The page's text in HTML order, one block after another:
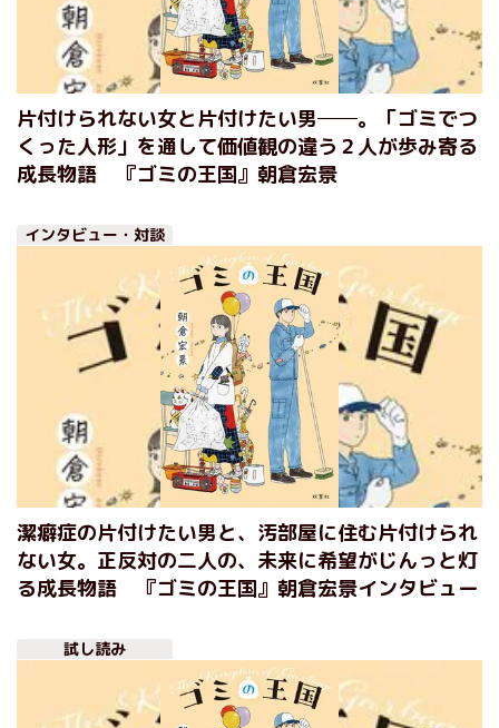
片付けられない女と片付けたい男──。「ゴミでつ
くった人形」を通して価値観の違う２人が歩み寄る
成長物語 『ゴミの王国』朝倉宏景
インタビュー・対談
潔癖症の片付けたい男と、汚部屋に住む片付けられ
ない女。正反対の二人の、未来に希望がじんっと灯
る成長物語 『ゴミの王国』朝倉宏景インタビュー
試し読み